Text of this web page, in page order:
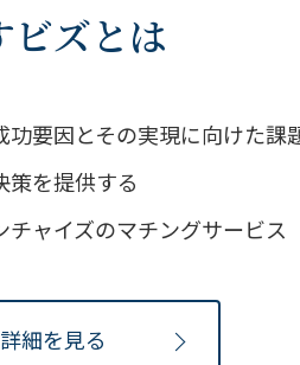
ビズとは
功要因とその実現に向けた課
策を提供する
チャイズのマチングサービス
詳細を見る